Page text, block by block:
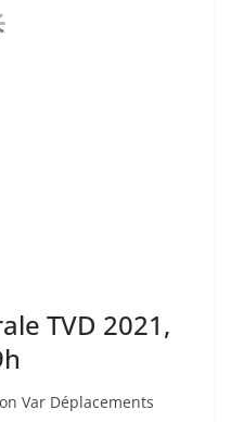
TVD 2021,
Var Déplacements